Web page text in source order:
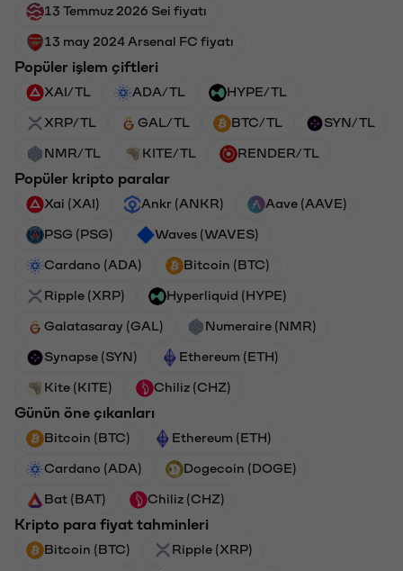
13 Temmuz 2026 Sei fiyatı
13 may 2024 Arsenal FC fiyatı
Popüler işlem çiftleri
XAI/TL ADA/TL HYPE/TL
XRP/TL GAL/TL BTC/TL SYN/TL
NMR/TL KITE/TL RENDER/TL
Popüler kripto paralar
Xai (XAI) Ankr (ANKR) Aave (AAVE)
PSG (PSG) Waves (WAVES)
Cardano (ADA) Bitcoin (BTC)
Ripple (XRP) Hyperliquid (HYPE)
Galatasaray (GAL) Numeraire (NMR)
Synapse (SYN) Ethereum (ETH)
Kite (KITE) Chiliz (CHZ)
Günün öne çıkanları
Bitcoin (BTC) Ethereum (ETH)
Cardano (ADA) Dogecoin (DOGE)
Bat (BAT) Chiliz (CHZ)
Kripto para fiyat tahminleri
Bitcoin (BTC) Ripple (XRP)